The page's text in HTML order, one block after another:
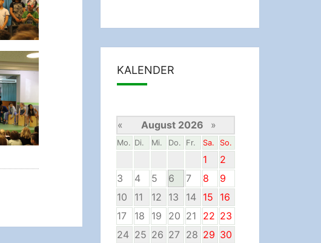
KALENDER
« August 2026 »
Mo. Di. Mi. Do. Fr. Sa. So.
1
2
3
4 5 6 7 8
9
10
11 12 13 14 15
16
17
18 19 20 21 22 23
24 25 26 27 28 29 30